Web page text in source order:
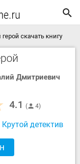
скачать книгу
Дмитриевич
4.1 4
Крутой детектив